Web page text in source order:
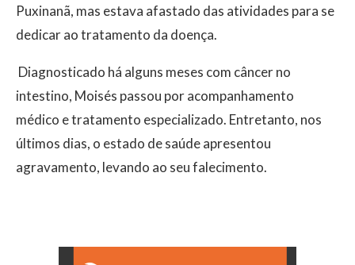
Puxinanã, mas estava afastado das atividades para se
dedicar ao tratamento da doença.
Diagnosticado há alguns meses com câncer no
intestino, Moisés passou por acompanhamento
médico e tratamento especializado. Entretanto, nos
últimos dias, o estado de saúde apresentou
agravamento, levando ao seu falecimento.